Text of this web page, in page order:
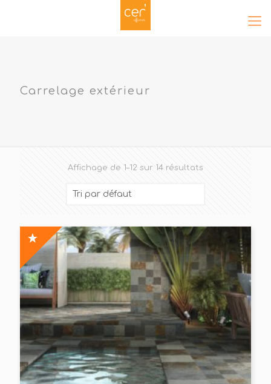
Carrelage extérieur
Affichage de 1–12 sur 14 résultats